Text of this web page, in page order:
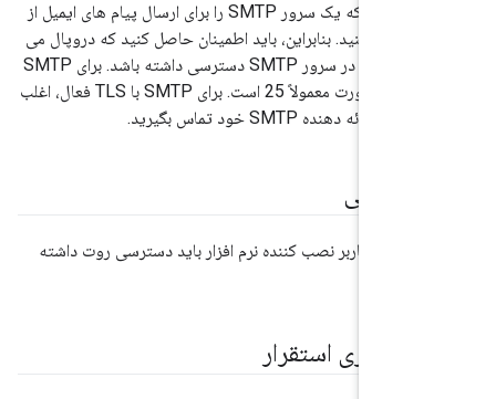
Apigee نیاز دارد که یک سرور SMTP را برای ارسال پیام های ایمیل از
کنید. بنابراین، باید اطمینان حاصل کنید که دروپال می
تواند به پورت لازم در سرور SMTP دسترسی داشته باشد. برای SMTP
غیر TLS، شماره پورت معمولاً 25 است. برای SMTP با TLS فعال، اغلب
نصب، کاربر نصب کننده نرم افزار باید دسترسی روت داشته
معماری استقرار